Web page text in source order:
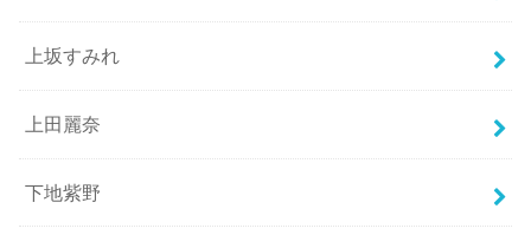
上坂すみれ
上田麗奈
下地紫野